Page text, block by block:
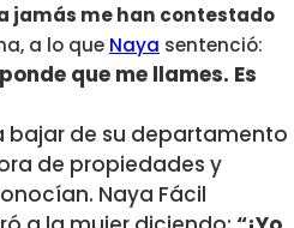
jamás me han contestado
a lo que Naya sentenció:
que me llames. Es
bajar de su departamento
de propiedades y
Naya Fácil